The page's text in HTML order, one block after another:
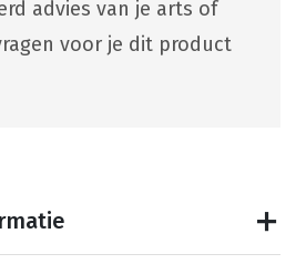
advies van je arts of
voor je dit product